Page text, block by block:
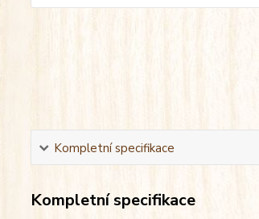
Kompletní specifikace
Kompletní specifikace